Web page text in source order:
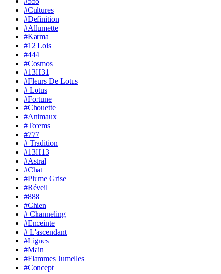
#Cultures
#Definition
#Allumette
#Karma
#12 Lois
#444
#Cosmos
#13H31
#Fleurs De Lotus
# Lotus
#Fortune
#Chouette
#Animaux
#Totems
#777
# Tradition
#13H13
#Astral
#Chat
#Plume Grise
#Réveil
#888
#Chien
# Channeling
#Enceinte
# L'ascendant
#Lignes
#Main
#Flammes Jumelles
#Concept